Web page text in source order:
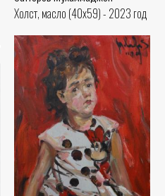
Холст, масло (40x59) - 2023 год